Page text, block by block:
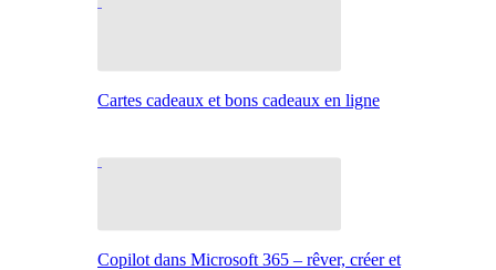
Cartes cadeaux et bons cadeaux en ligne
Copilot dans Microsoft 365 – rêver, créer et